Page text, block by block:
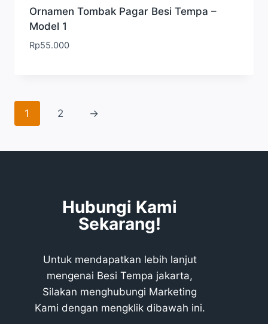
Ornamen Tombak Pagar Besi Tempa –
Model 1
Rp55.000
1 2 →
Hubungi Kami
Sekarang!
Untuk mendapatkan lebih lanjut
mengenai Besi Tempa jakarta,
Silakan menghubungi Marketing
Kami dengan mengklik dibawah ini.